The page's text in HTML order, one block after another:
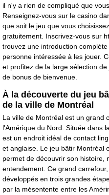
il n'y a rien de compliqué que
Renseignez-vous sur le casino
que soit le jeu que vous
gratuitement. Inscrivez-vous sur
trouvez une introduction
personne intéressée à les jouer.
et profitez de la large sélection
de bonus de bienvenue.
À la découverte du jeu
de la ville de Montréal
La ville de Montréal est un grand
l'Amérique du Nord. Située dans
est un endroit idéal de contact
et anglaise. Le jeu bâtir Montréal
permet de découvrir son histoire,
entendement. Ce grand
développés en trois grandes
par la mésentente entre les